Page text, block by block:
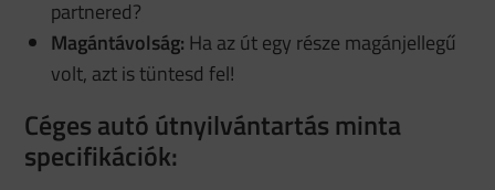
partnered?
Magántávolság: Ha az út egy része magánjellegű
volt, azt is tüntesd fel!
Céges autó útnyilvántartás minta
specifikációk: